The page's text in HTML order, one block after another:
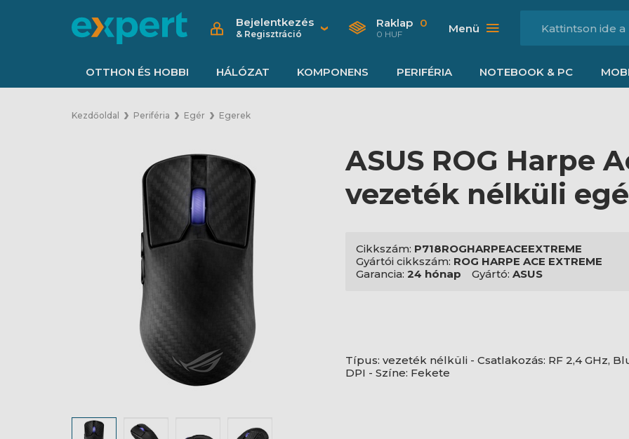
Bejelentkezés
& Regisztráció
Raklap 0
0 HUF Menü
OTTHON ÉS HOBBI HÁLÓZAT KOMPONENS PERIFÉRIA NOTEBOOK & PC
Kezdőoldal Periféria Egér Egerek
ASUS ROG Harpe
vezeték nélküli
Cikkszám: P718ROGHARPEACEEXTREME
Gyártói cikkszám: ROG HARPE ACE EXTREME
Garancia: 24 hónap Gyártó: ASUS
Típus: vezeték nélküli - Csatlakozás: RF 2,4 GHz,
DPI - Színe: Fekete